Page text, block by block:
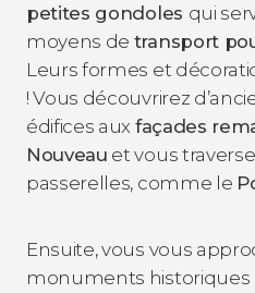
petites gondoles qui
moyens de transport
Leurs formes et
! Vous découvrirez
édifices aux façades
Nouveau et vous
passerelles, comme le
Ensuite, vous vous
monuments historiques